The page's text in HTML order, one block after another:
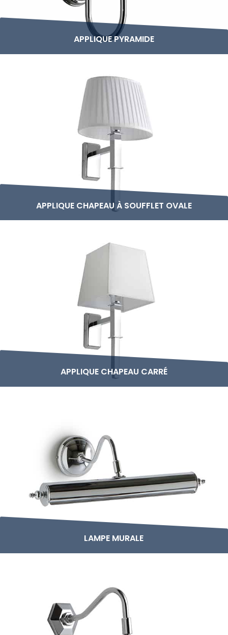
APPLIQUE PYRAMIDE
APPLIQUE CHAPEAU À SOUFFLET OVALE
APPLIQUE CHAPEAU CARRÉ
LAMPE MURALE